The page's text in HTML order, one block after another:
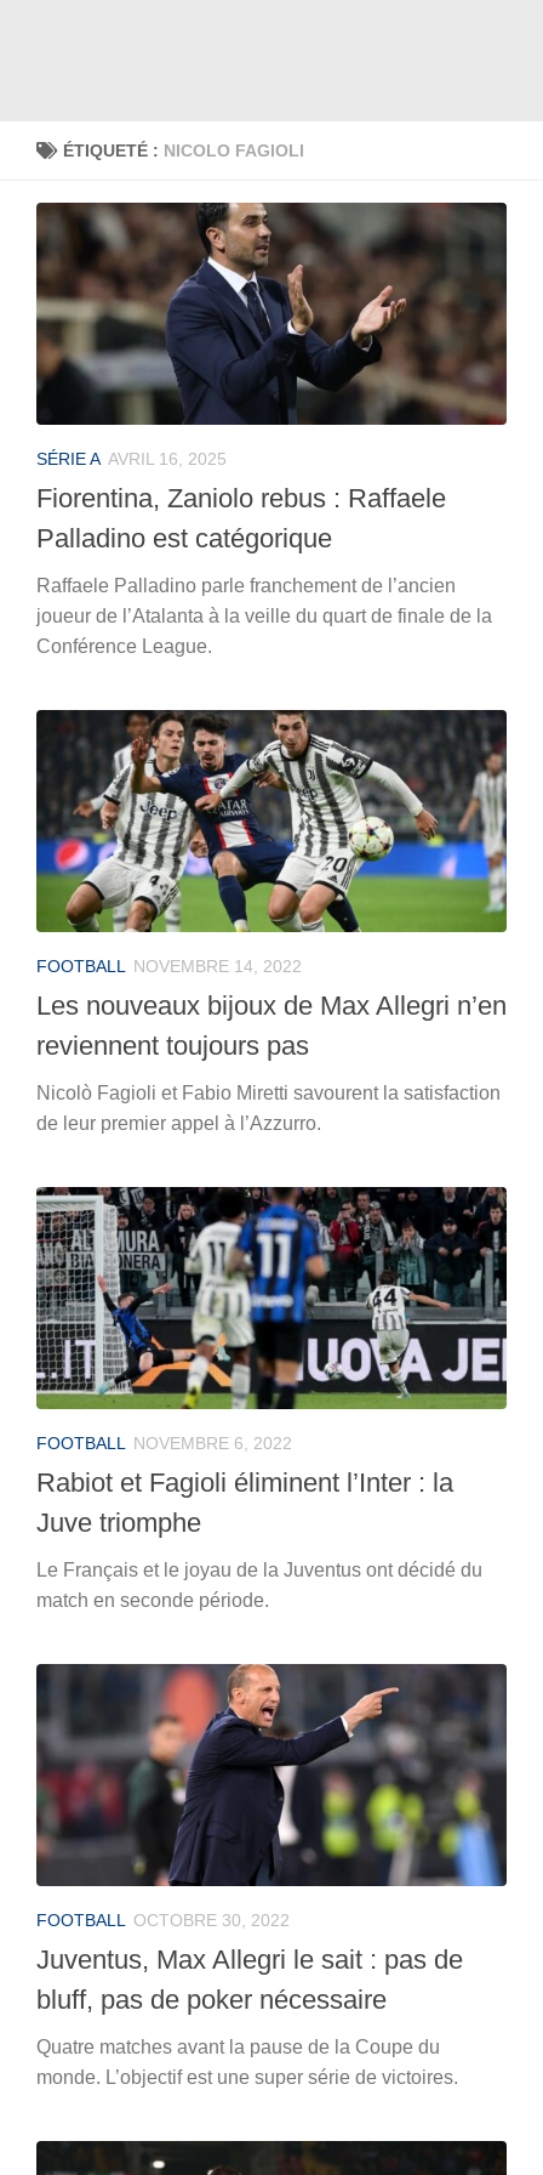
ÉTIQUETÉ : NICOLO FAGIOLI
SÉRIE A AVRIL 16, 2025
Fiorentina, Zaniolo rebus : Raffaele
Palladino est catégorique
Raffaele Palladino parle franchement de l’ancien
joueur de l’Atalanta à la veille du quart de finale de la
Conférence League.
FOOTBALL NOVEMBRE 14, 2022
Les nouveaux bijoux de Max Allegri n’en
reviennent toujours pas
Nicolò Fagioli et Fabio Miretti savourent la satisfaction
de leur premier appel à l’Azzurro.
FOOTBALL NOVEMBRE 6, 2022
Rabiot et Fagioli éliminent l’Inter : la
Juve triomphe
Le Français et le joyau de la Juventus ont décidé du
match en seconde période.
FOOTBALL OCTOBRE 30, 2022
Juventus, Max Allegri le sait : pas de
bluff, pas de poker nécessaire
Quatre matches avant la pause de la Coupe du
monde. L’objectif est une super série de victoires.